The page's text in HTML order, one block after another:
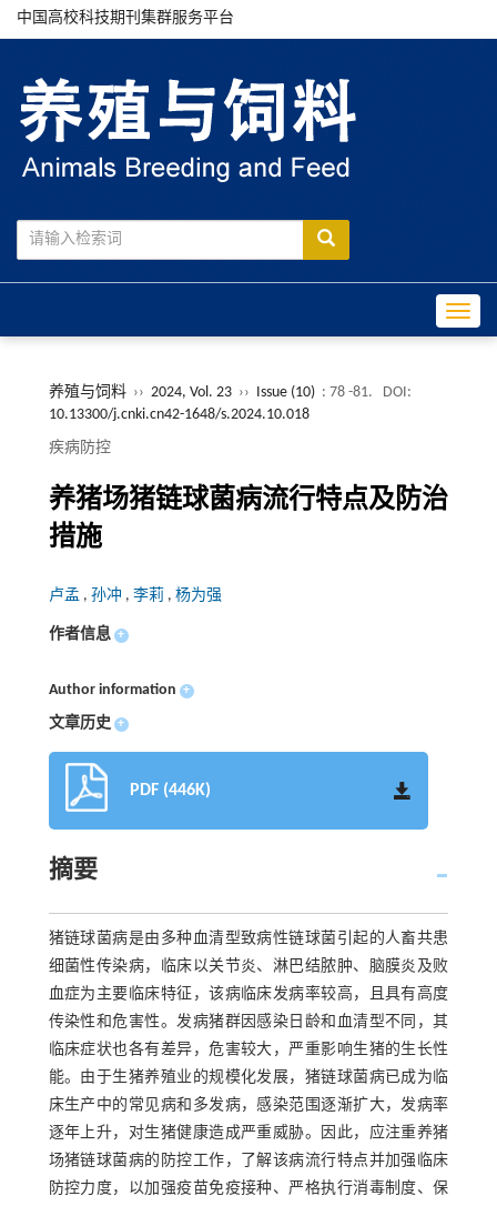
中国高校科技期刊集群服务平台
养殖与饲料 ›› 2024, Vol. 23 ›› Issue (10) : 78 -81.
DOI:
10.13300/j.cnki.cn42-1648/s.2024.10.018
疾病防控
养猪场猪链球菌病流行特点及防治
措施
卢孟 , 孙冲 , 李莉 , 杨为强
作者信息 +
Author information +
文章历史 +
PDF (446K)
摘要
猪链球菌病是由多种血清型致病性链球菌引起的人畜共患
细菌性传染病，临床以关节炎、淋巴结脓肿、脑膜炎及败
血症为主要临床特征，该病临床发病率较高，且具有高度
传染性和危害性。发病猪群因感染日龄和血清型不同，其
临床症状也各有差异，危害较大，严重影响生猪的生长性
能。由于生猪养殖业的规模化发展，猪链球菌病已成为临
床生产中的常见病和多发病，感染范围逐渐扩大，发病率
逐年上升，对生猪健康造成严重威胁。因此，应注重养猪
场猪链球菌病的防控工作，了解该病流行特点并加强临床
防控力度，以加强疫苗免疫接种、严格执行消毒制度、保